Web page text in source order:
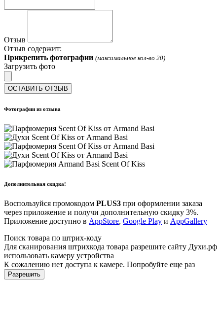
Отзыв
Отзыв содержит:
Прикрепить фотографии (максимальное кол-во 20)
Загрузить фото
ОСТАВИТЬ ОТЗЫВ
Фотографии из отзыва
Дополнительная скидка!
Воспользуйся промокодом PLUS3 при оформлении заказа
через приложение и получи дополнительную скидку 3%.
Приложение доступно в AppStore, Google Play и AppGallery
Поиск товара по штрих-коду
Для сканирования штрихкода товара разрешите сайту Духи.рф
использовать камеру устройства
К сожалению нет доступа к камере. Попробуйте еще раз
Разрешить